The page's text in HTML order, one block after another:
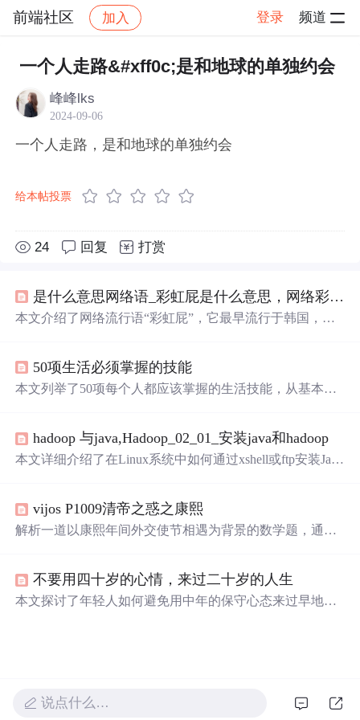
前端社区 加入 登录 频道
社区 前端社区 感慨 帖子详情
一个人走路&#xff0c;是和地球的单独约会
峰峰lks
2024-09-06
一个人走路，是和地球的单独约会
给本帖投票
24 回复 打赏
是什么意思网络语_彩虹屁是什么意思，网络彩虹屁夸人语录大全，彩虹屁是什么梗...
本文介绍了网络流行语“彩虹屁”，它最早流行于韩国，原
50项生活必须掌握的技能
本文列举了50项每个人都应该掌握的生活技能，从基本的
立能力，还能在关键时刻发挥重要作用。
hadoop 与java,Hadoop_02_01_安装java和hadoop
本文详细介绍了在Linux系统中如何通过xshell或ftp安装Java
文件，并配置相应的环境变量。通过source命令使配置生效
后，可以通过java-version和hadoop-version命令检查安装是
vijos P1009清帝之惑之康熙
解析一道以康熙年间外交使节相遇为背景的数学题，通过
不要用四十岁的心情，来过二十岁的人生
本文探讨了年轻人如何避免用中年的保守心态来过早地规
说点什么…